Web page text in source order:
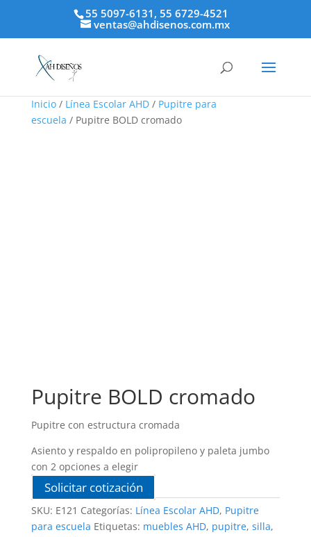
55 5097-6131, 55 6729-4521
ventas@ahdisenos.com.mx
Inicio/ Línea Escolar AHD/ Pupitre para
escuela / Pupitre BOLD cromado
Pupitre BOLD cromado
Pupitre con estructura cromada
Asiento y respaldo en polipropileno y paleta jumbo
con 2 opciones a elegir
Solicitar cotización
SKU: E121 Categorías: Línea Escolar AHD, Pupitre
para escuela Etiquetas: muebles AHD, pupitre, silla,